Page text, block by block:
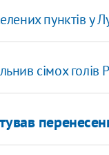
пунктів у
сімох голів